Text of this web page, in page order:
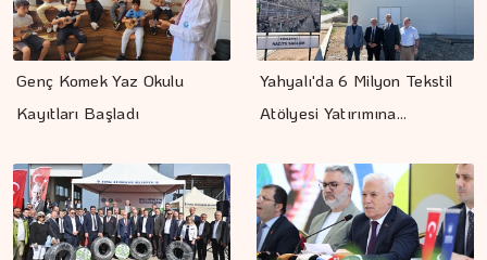
Genç Komek Yaz Okulu
Kayıtları Başladı
Yahyalı'da 6 Milyon Tekstil
Atölyesi Yatırımına…